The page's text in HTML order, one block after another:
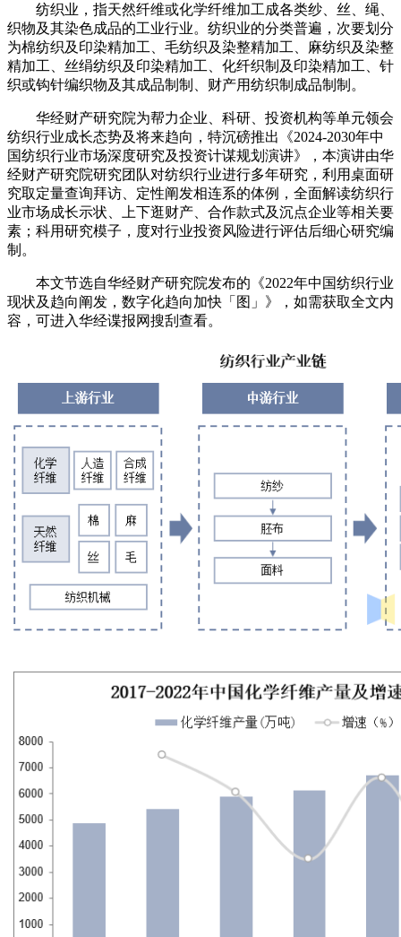
纺织业，指天然纤维或化学纤维加工成各类纱、丝、绳、
织物及其染色成品的工业行业。纺织业的分类普遍，次要划分
为棉纺织及印染精加工、毛纺织及染整精加工、麻纺织及染整
精加工、丝绢纺织及印染精加工、化纤织制及印染精加工、针
织或钩针编织物及其成品制制、财产用纺织制成品制制。
华经财产研究院为帮力企业、科研、投资机构等单元领会
纺织行业成长态势及将来趋向，特沉磅推出《2024-2030年中
国纺织行业市场深度研究及投资计谋规划演讲》，本演讲由华
经财产研究院研究团队对纺织行业进行多年研究，利用桌面研
究取定量查询拜访、定性阐发相连系的体例，全面解读纺织行
业市场成长示状、上下逛财产、合作款式及沉点企业等相关要
素；科用研究模子，度对行业投资风险进行评估后细心研究编
制。
本文节选自华经财产研究院发布的《2022年中国纺织行业
现状及趋向阐发，数字化趋向加快「图」》，如需获取全文内
容，可进入华经谍报网搜刮查看。